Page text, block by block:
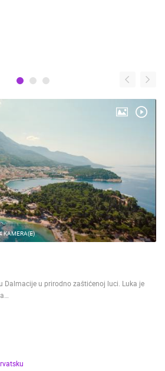
KAMERA(E)
Dalmacije u prirodno zaštićenoj luci. Luka je